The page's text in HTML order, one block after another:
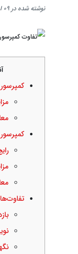
نوشته شده در 09 اردیبهشت 1405